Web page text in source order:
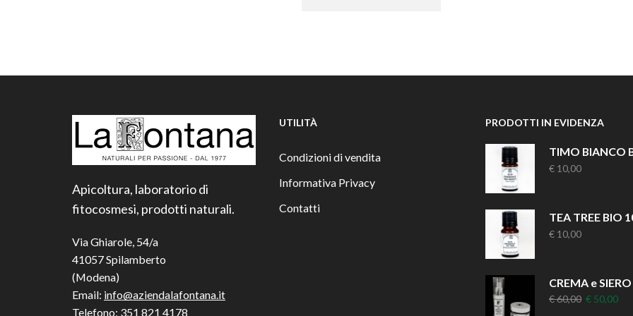
Apicoltura, laboratorio di
fitocosmesi, prodotti naturali.
Via Ghiarole, 54/a
41057 Spilamberto
(Modena)
Email: info@aziendalafontana.it
Telefono: 351 821 4178
UTILITÀ
Condizioni di vendita
Informativa Privacy
Contatti
PRODOTTI IN EVIDENZA
€ 10,00
TEA TREE BIO
€ 10,00
€60,00 Il€ 50,00Il